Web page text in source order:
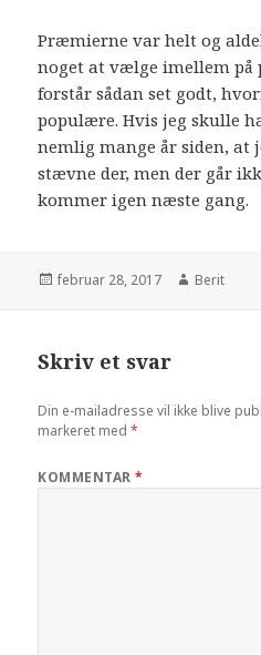
Præmierne var helt og
noget at vælge imellem på
forstår sådan set godt,
populære. Hvis jeg skulle
nemlig mange år siden,
stævne der, men der går
kommer igen næste gang.
februar 28, 2017 Berit
Skriv et svar
Din e-mailadresse vil ikke blive
markeret med*
KOMMENTAR*